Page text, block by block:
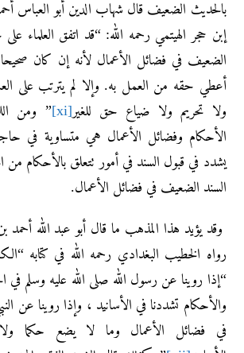
بالحديث الضعيف قال شهاب الدين أبو العباس
إبن حجر الهيتمي رحمه الله: “قد اتفق العلماء
الضعيف في فضائل الأعمال لأنه إن كان
أعطي حقه من العمل به. وإلا لم يترتب على
ولا تحريم ولا ضياع حق للغير [xi]
” ومن
الأحكام وفضائل الأعمال هي متساوية في
يشدد في قبول السند في أمور تتعلق بالأحكام من
السند الضعيف في فضائل الأعمال.
وقد يؤيد هذا المذهب ما قال أبو عبد الله أحمد
رواه الخطيب البغدادي رحمه الله في كتابه
“‌إذا ‌روينا ‌عن ‌رسول ‌الله صلى الله عليه وسلم في
والأحكام تشددنا في الأسانيد ، وإذا روينا عن
في فضائل الأعمال وما لا يضع حكما ولا